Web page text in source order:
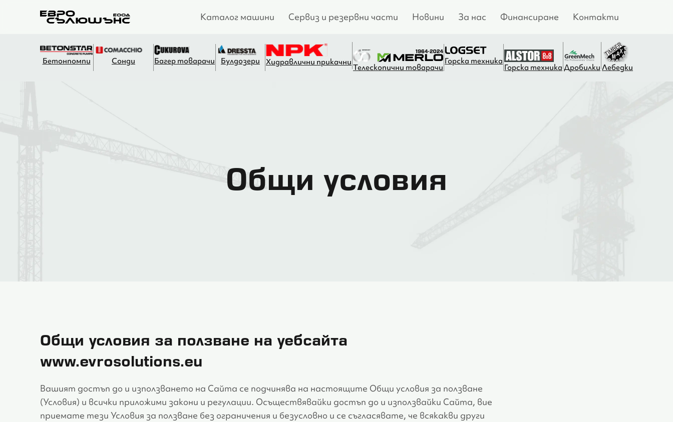
Каталог машини Сервиз и резервни части Новини За нас Финансиране Контакти
Бетонпомпи Сонди Багер товарачи Булдозери Хидравлични прикачни
Телескопични товарачи
Горска техника
Горска техника Дробилки Лебедки
Общи условия
Общи условия за ползване на уебсайта
www.evrosolutions.eu
Вашият достъп до и използването на Сайта се подчинява на настоящите Общи условия за ползване
(Условия) и всички приложими закони и регулации. Осъществявайки достъп до и използвайки Сайта, вие
приемате тези Условия за ползване без ограничения и безусловно и се съгласявате, че всякакви други